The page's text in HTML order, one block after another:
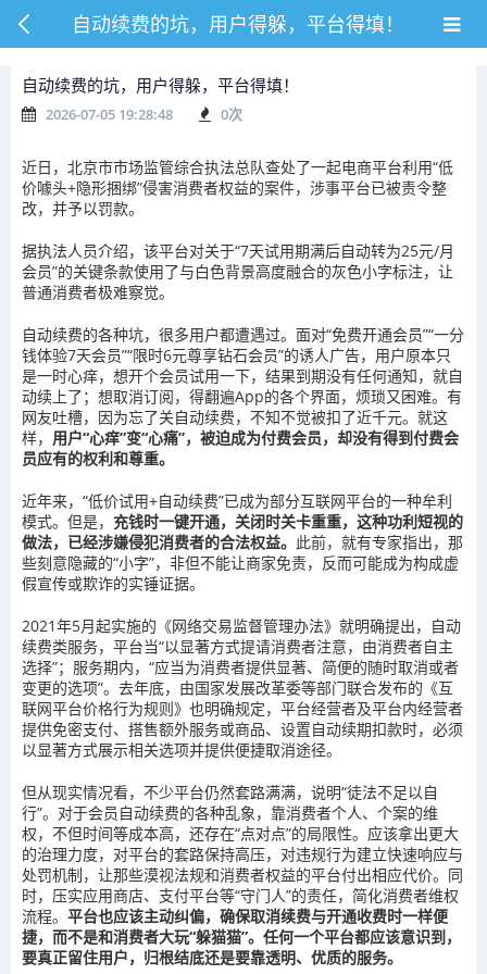
自动续费的坑，用户得躲，平台得填！
自动续费的坑，用户得躲，平台得填！
2026-07-05 19:28:48 0次
近日，北京市市场监管综合执法总队查处了一起电商平台利用“低
价噱头+隐形捆绑”侵害消费者权益的案件，涉事平台已被责令整
改，并予以罚款。
据执法人员介绍，该平台对关于“7天试用期满后自动转为25元/月
会员”的关键条款使用了与白色背景高度融合的灰色小字标注，让
普通消费者极难察觉。
自动续费的各种坑，很多用户都遭遇过。面对“免费开通会员”“一分
钱体验7天会员”“限时6元尊享钻石会员”的诱人广告，用户原本只
是一时心痒，想开个会员试用一下，结果到期没有任何通知，就自
动续上了；想取消订阅，得翻遍App的各个界面，烦琐又困难。有
网友吐槽，因为忘了关自动续费，不知不觉被扣了近千元。就这
样， 用户“心痒”变“心痛”，被迫成为付费会员，却没有得到付费会
员应有的权利和尊重。
近年来，“低价试用+自动续费”已成为部分互联网平台的一种牟利
模式。但是， 充钱时一键开通，关闭时关卡重重，这种功利短视的
做法，已经涉嫌侵犯消费者的合法权益。 此前，就有专家指出，那
些刻意隐藏的“小字”，非但不能让商家免责，反而可能成为构成虚
假宣传或欺诈的实锤证据。
2021年5月起实施的《网络交易监督管理办法》就明确提出，自动
续费类服务，平台当“以显著方式提请消费者注意，由消费者自主
选择”；服务期内，“应当为消费者提供显著、简便的随时取消或者
变更的选项”。去年底，由国家发展改革委等部门联合发布的《互
联网平台价格行为规则》也明确规定，平台经营者及平台内经营者
提供免密支付、搭售额外服务或商品、设置自动续期扣款时，必须
以显著方式展示相关选项并提供便捷取消途径。
但从现实情况看，不少平台仍然套路满满，说明“徒法不足以自
行”。对于会员自动续费的各种乱象，靠消费者个人、个案的维
权，不但时间等成本高，还存在“点对点”的局限性。应该拿出更大
的治理力度，对平台的套路保持高压，对违规行为建立快速响应与
处罚机制，让那些漠视法规和消费者权益的平台付出相应代价。同
时，压实应用商店、支付平台等“守门人”的责任，简化消费者维权
流程。 平台也应该主动纠偏，确保取消续费与开通收费时一样便
捷，而不是和消费者大玩“躲猫猫”。任何一个平台都应该意识到，
要真正留住用户，归根结底还是要靠透明、优质的服务。